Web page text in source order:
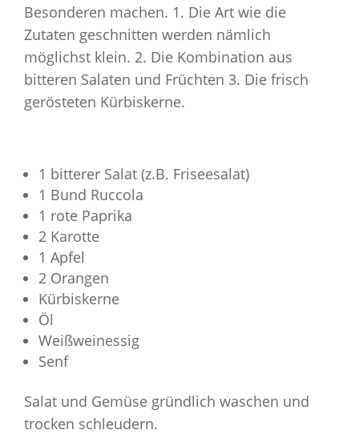
Besonderen machen. 1. Die Art wie die
Zutaten geschnitten werden nämlich
möglichst klein. 2. Die Kombination aus
bitteren Salaten und Früchten 3. Die frisch
gerösteten Kürbiskerne.
1 bitterer Salat (z.B. Friseesalat)
1 Bund Ruccola
1 rote Paprika
2 Karotte
1 Apfel
2 Orangen
Kürbiskerne
Öl
Weißweinessig
Senf
Salat und Gemüse gründlich waschen und
trocken schleudern.